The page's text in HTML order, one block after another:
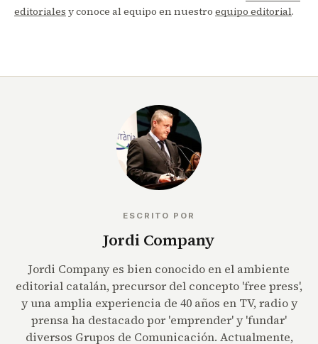
editoriales y conoce al equipo en nuestro equipo editorial.
ESCRITO POR
Jordi Company
Jordi Company es bien conocido en el ambiente
editorial catalán, precursor del concepto 'free press',
y una amplia experiencia de 40 años en TV, radio y
prensa ha destacado por 'emprender' y 'fundar'
diversos Grupos de Comunicación. Actualmente,